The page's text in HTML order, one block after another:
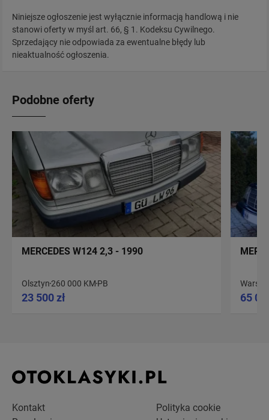
Niniejsze ogłoszenie jest wyłącznie informacją handlową i nie
stanowi oferty w myśl art. 66, § 1. Kodeksu Cywilnego.
Sprzedający nie odpowiada za ewentualne błędy lub
nieaktualność ogłoszenia.
Podobne oferty
MERCEDES W124 2,3 - 1990
Olsztyn260 000 KM PB
23 500 zł 65
Kontakt
Polityka cookie